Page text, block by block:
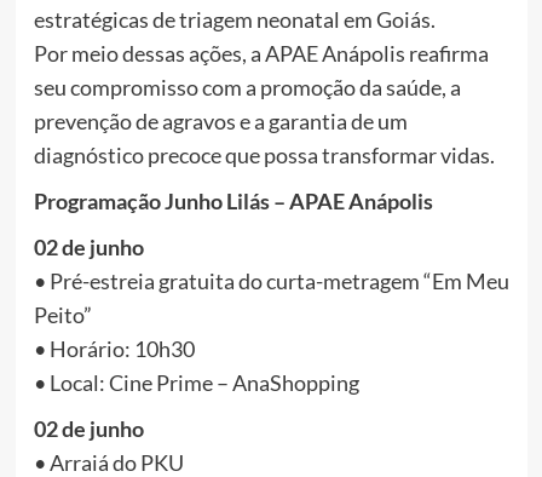
estratégicas de triagem neonatal em Goiás.
Por meio dessas ações, a APAE Anápolis reafirma
seu compromisso com a promoção da saúde, a
prevenção de agravos e a garantia de um
diagnóstico precoce que possa transformar vidas.
Programação Junho Lilás – APAE Anápolis
02 de junho
• Pré-estreia gratuita do curta-metragem “Em Meu
Peito”
• Horário: 10h30
• Local: Cine Prime – AnaShopping
02 de junho
• Arraiá do PKU